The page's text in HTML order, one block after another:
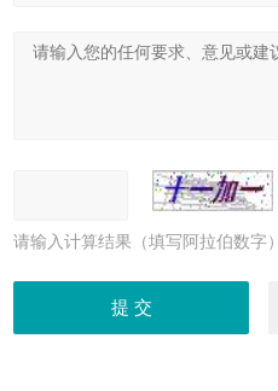
请输入计算结果（填写阿拉伯数字